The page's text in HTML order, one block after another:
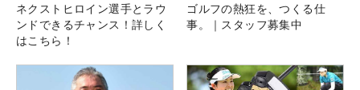
ネクストヒロイン選手とラウ
ンドできるチャンス！詳しく
はこちら！
ゴルフの熱狂を、つくる仕
事。｜スタッフ募集中